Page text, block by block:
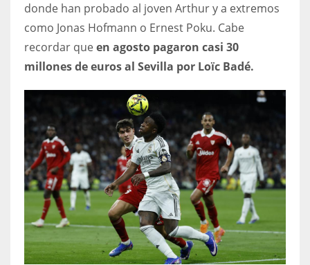
NYG
24
DAL
22
WSH
26
donde han probado al joven Arthur y a extremos
como Jonas Hofmann o Ernest Poku. Cabe
recordar queen agosto pagaron casi 30
millones de euros al Sevilla por Loïc Badé.